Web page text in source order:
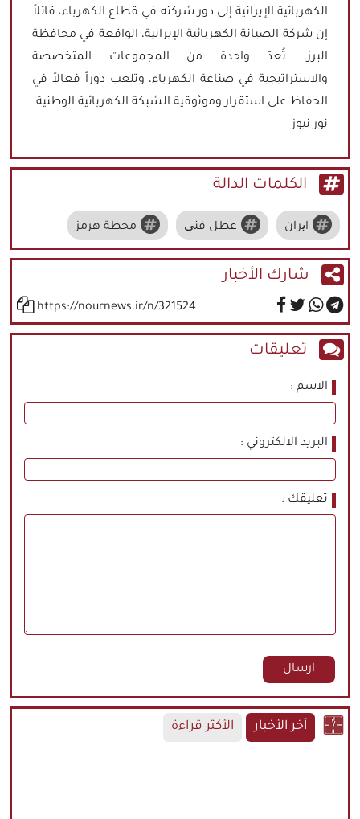
الكهربائية الإيرانية إلى دور شركته في قطاع الكهرباء، قائلاً
إن شركة الصيانة الكهربائية الإيرانية، الواقعة في محافظة
البرز، تُعدّ واحدة من المجموعات المتخصصة
والاستراتيجية في صناعة الكهرباء، وتلعب دوراً فعالاً في
الحفاظ على استقرار وموثوقية الشبكة الكهربائية الوطنية
نور نيوز
الكلمات الدالة
ایران عطل فنی محطة هرمز
شارك الأخبار
https://nournews.ir/n/321524
تعليقات
الاسم
البريد الالكتروني
تعليقك
آخر الأخبار الأكثر قراءة